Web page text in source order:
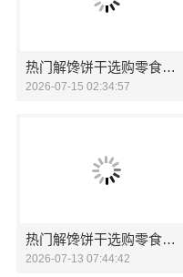
热门解馋饼干选购零食大明星
2026-07-15 02:34:57
热门解馋饼干选购零食大明星
2026-07-13 07:44:42